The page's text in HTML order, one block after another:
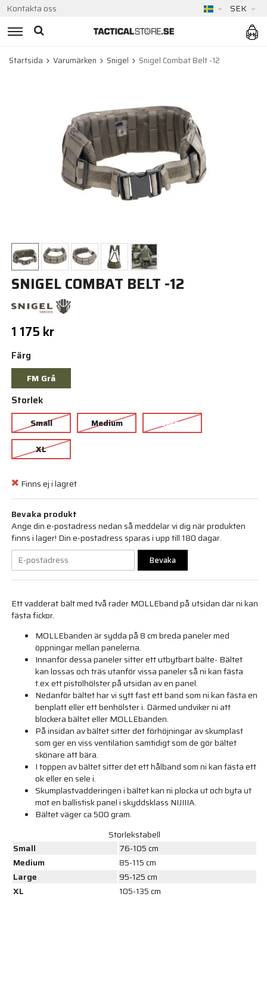
Kontakta oss SEK
Startsida Varumärken Snigel Snigel Combat Belt -12
SNIGEL COMBAT BELT -12
1 175 kr
Färg
FM Grå
Storlek
Small Medium
Large
XL
Finns ej i lagret
Bevaka produkt
Ange din e-postadress nedan så meddelar vi dig när produkten
finns i lager! Din e-postadress sparas i upp till 180 dagar.
Bevaka
Ett vadderat bält med två rader MOLLEband på utsidan där ni kan
fästa fickor.
MOLLEbanden är sydda på 8 cm breda paneler med
öppningar mellan panelerna.
Innanför dessa paneler sitter ett utbytbart bälte- Bältet
kan lossas och träs utanför vissa paneler så ni kan fästa
t.ex ett pistolhölster på utsidan av en panel.
Nedanför bältet har vi sytt fast ett band som ni kan fästa en
benplatt eller ett benhölster i. Därmed undviker ni att
blockera bältet eller MOLLEbanden.
På insidan av bältet sitter det förhöjningar av skumplast
som ger en viss ventilation samtidigt som de gör bältet
skönare att bära.
I toppen av bältet sitter det ett hålband som ni kan fästa ett
ok eller en sele i.
Skumplastvadderingen i bältet kan ni plocka ut och byta ut
mot en ballistisk panel i skyddsklass NIJIIIA.
Bältet väger ca 500 gram.
Storlekstabell
Small
76-105 cm
Medium
85-115 cm
Large
95-125 cm
XL
105-135 cm